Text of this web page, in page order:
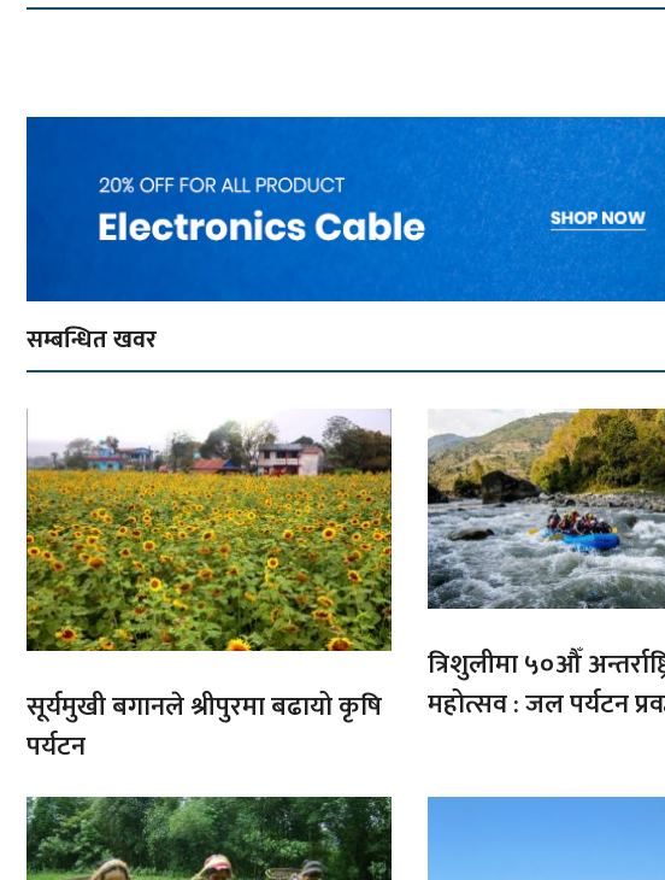
सम्बन्धित खवर
सूर्यमुखी बगानले श्रीपुरमा बढायो कृषि
पर्यटन
त्रिशुलीमा ५०औँ
महोत्सव : जल पर्यटन